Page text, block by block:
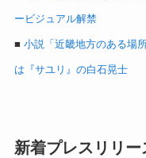
ービジュアル解禁
■ 小説「近畿地方のある場
は『サユリ』の白石晃士
新着プレスリリー